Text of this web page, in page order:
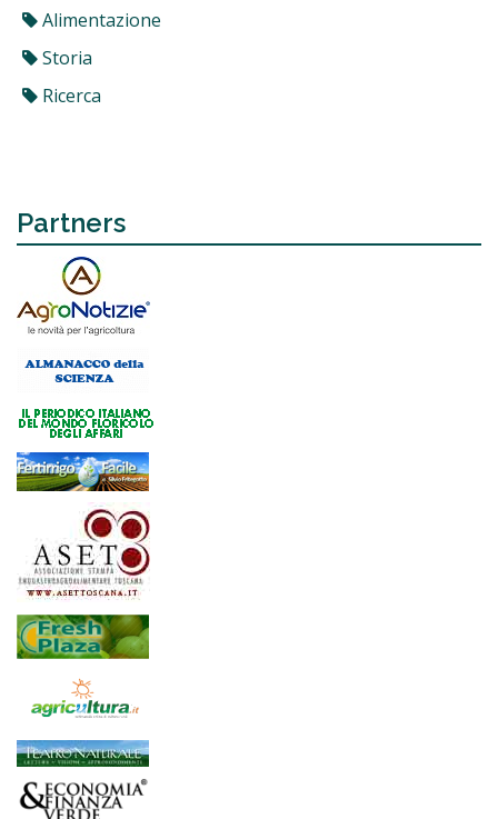
Alimentazione
Storia
Ricerca
Partners